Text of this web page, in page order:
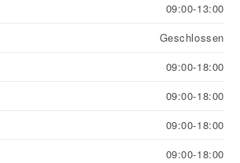
09:00-13:00
Geschlossen
09:00-18:00
09:00-18:00
09:00-18:00
09:00-18:00